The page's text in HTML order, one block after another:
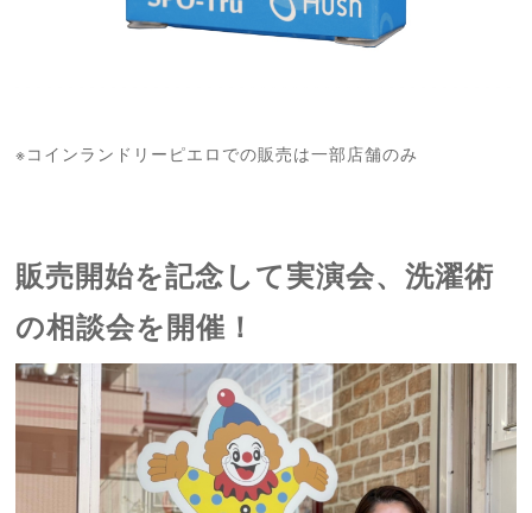
※コインランドリーピエロでの販売は一部店舗のみ
販売開始を記念して実演会、洗濯術
の相談会を開催！